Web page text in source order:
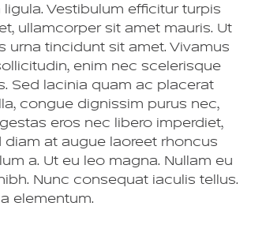
Vestibulum efficitur turpis
ullamcorper sit amet mauris. Ut
urna tincidunt sit amet. Vivamus
enim nec scelerisque
Sed lacinia quam ac placerat
congue dignissim purus nec,
eros nec libero imperdiet,
at augue laoreet rhoncus
a. Ut eu leo magna. Nullam eu
Nunc consequat iaculis tellus.
elementum.